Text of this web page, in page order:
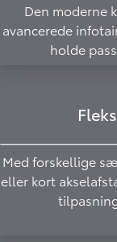
Den moderne
avancerede
holde
Med forskellige
eller kort